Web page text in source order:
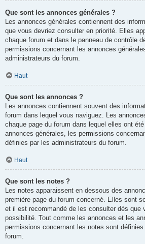
Que sont les annonces générales ?
Les annonces générales contiennent des
que vous devriez consulter en priorité. Elles
chaque forum et dans le panneau de contrôle
permissions concernant les annonces
administrateurs du forum.
Haut
Que sont les annonces ?
Les annonces contiennent souvent des
forum dans lequel vous naviguez. Les
chaque page du forum dans lequel elles ont
annonces générales, les permissions
définies par les administrateurs du forum.
Haut
Que sont les notes ?
Les notes apparaissent en dessous des
première page du forum concerné. Elles sont
et il est recommandé de les consulter dès que
possibilité. Tout comme les annonces et les
permissions concernant les notes sont
forum.